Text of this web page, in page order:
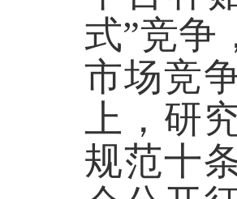
式”竞争
市场竞
上，研
规范十